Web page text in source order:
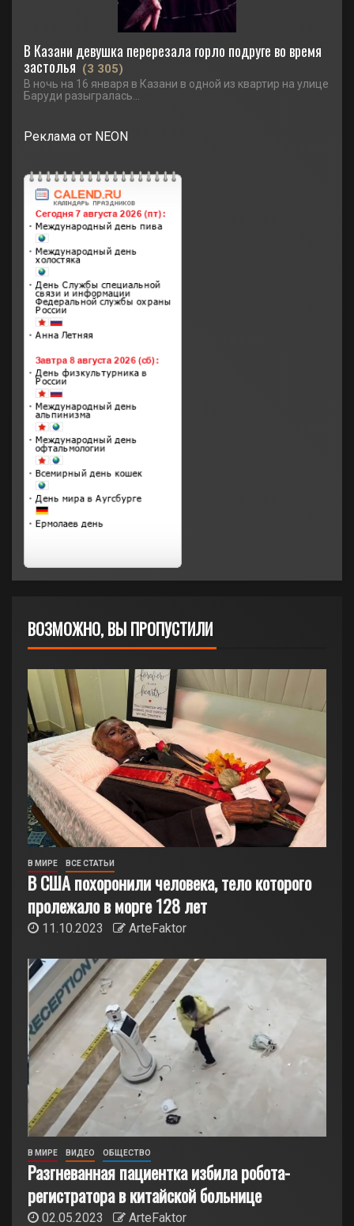
В Казани девушка перерезала горло подруге во время
застолья (3 305)
В ночь на 16 января в Казани в одной из квартир на улице
Баруди разыгралась...
Реклама от NEON
ВОЗМОЖНО, ВЫ ПРОПУСТИЛИ
В МИРЕ ВСЕ СТАТЬИ
В США похоронили человека, тело которого
пролежало в морге 128 лет
11.10.2023 ArteFaktor
В МИРЕ ВИДЕО ОБЩЕСТВО
Разгневанная пациентка избила робота-
регистратора в китайской больнице
02.05.2023 ArteFaktor